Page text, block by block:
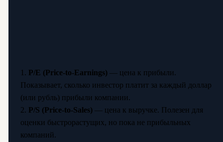
1. P/E (Price-to-Earnings)— цена к прибыли.
Показывает, сколько инвестор платит за каждый доллар
(или рубль) прибыли компании.
2. P/S (Price-to-Sales)— цена к выручке. Полезен для
оценки быстрорастущих, но пока не прибыльных
компаний.